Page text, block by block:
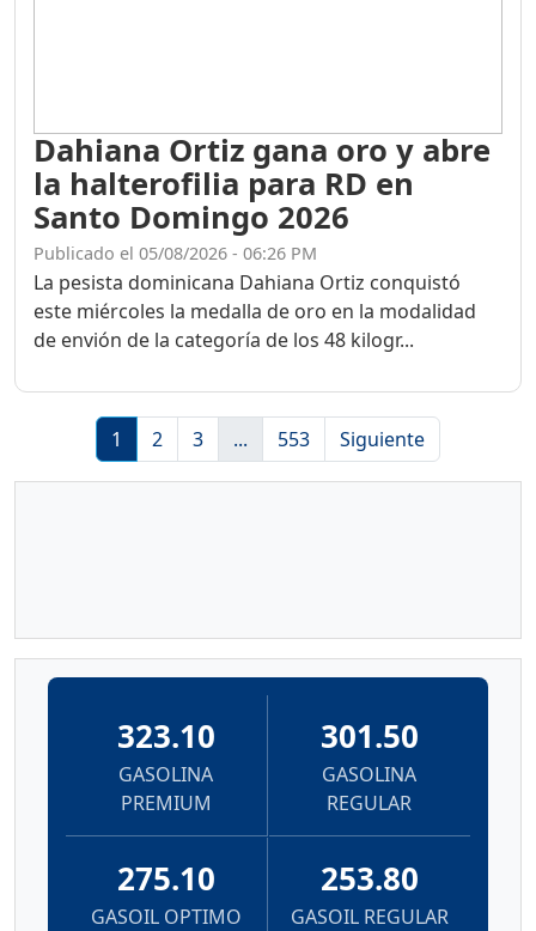
Dahiana Ortiz gana oro y abre
la halterofilia para RD en
Santo Domingo 2026
Publicado el 05/08/2026 - 06:26 PM
La pesista dominicana Dahiana Ortiz conquistó
este miércoles la medalla de oro en la modalidad
de envión de la categoría de los 48 kilogr...
1 2 3 ... 553 Siguiente
323.10
GASOLINA
PREMIUM
301.50
GASOLINA
REGULAR
275.10
GASOIL OPTIMO
253.80
GASOIL REGULAR